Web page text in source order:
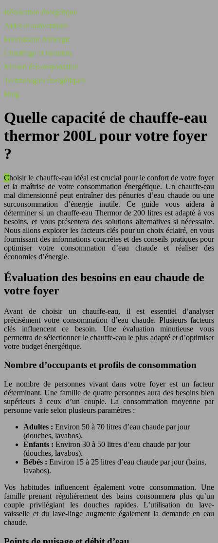
Rénovation énergétique
Aides et subventions
Fournisseur d’énergie
Chauffage et isolation
Maison éco-responsable
Technologies énergétiques
Blog
Quelle capacité de chauffe-eau
thermor 200L pour votre foyer
?
Choisir le chauffe-eau idéal est crucial pour le confort de votre foyer
et la maîtrise de votre consommation énergétique. Un chauffe-eau
mal dimensionné peut entraîner des pénuries d’eau chaude ou une
surconsommation d’énergie inutile. Ce guide vous aidera à
déterminer si un chauffe-eau Thermor de 200 litres est adapté à vos
besoins, et vous présentera des solutions alternatives si nécessaire.
Nous allons explorer les facteurs clés pour un choix éclairé, en vous
fournissant des informations concrètes et des conseils pratiques pour
optimiser votre consommation d’eau chaude et réaliser des
économies d’énergie.
Évaluation des besoins en eau chaude de
votre foyer
Avant de choisir un chauffe-eau, il est essentiel d’analyser
précisément votre consommation d’eau chaude. Plusieurs facteurs
clés influencent ce besoin. Une évaluation minutieuse vous
permettra de sélectionner le chauffe-eau le plus adapté et d’optimiser
votre budget énergétique.
Nombre d’occupants et profils de consommation
Le nombre de personnes vivant dans votre foyer est un facteur
déterminant. Une famille de quatre personnes aura des besoins bien
supérieurs à ceux d’un couple. La consommation moyenne par
personne varie selon plusieurs paramètres :
Adultes : Environ 50 à 70 litres d’eau chaude par jour
(douches, lavabos).
Enfants : Environ 30 à 50 litres d’eau chaude par jour
(douches, lavabos).
Bébés : Environ 15 à 25 litres d’eau chaude par jour (bains,
lavabos).
Vos habitudes influencent également votre consommation. Une
famille prenant régulièrement des bains consommera plus qu’un
couple privilégiant les douches rapides. L’utilisation du lave-
vaisselle et du lave-linge augmente également la demande en eau
chaude.